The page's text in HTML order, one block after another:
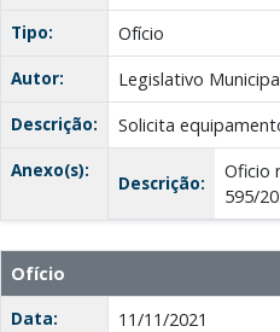
Tipo:
Ofício
Autor:
Legislativo
Descrição:
Solicita
Anexo(s):
Descrição:
Oficio
595/
Ofício
Data:
11/11/2021